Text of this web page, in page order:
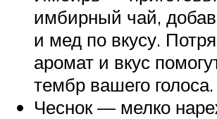
имбирный чай,
и мед по вкусу.
аромат и вкус
тембр вашего голоса.
Чеснок — мелко